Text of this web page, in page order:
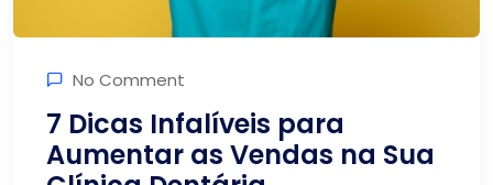
No Comment
7 Dicas Infalíveis para
Aumentar as Vendas na Sua